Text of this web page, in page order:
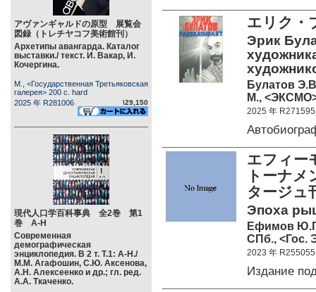
アヴァンギャルドの原型 展覧会
図録（トレチヤコフ美術館刊）
Архетипы авангарда. Каталог
выставки./ текст. И. Вакар, И.
Кочергина.
М., <Государственная Третьяковская
галерея> 200 c. hard
2025 年 R281006
\29,150
現代人口学百科事典 全2巻 第1
巻 А-Н
Современная
демографическая
энциклопедия. В 2 т. Т.1: А-Н./
М.М. Агафошин, С.Ю. Аксенова,
А.Н. Алексеенко и др.; гл. ред.
А.А. Ткаченко.
エリク・
Эрик
Булатов
М.,
2025 年 R271595
エフィー
トーナ
タージュ
Эпоха
Ефимов
СПб., <Гос.
2023 年 R255055
Издание